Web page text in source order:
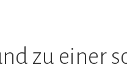
zu einer